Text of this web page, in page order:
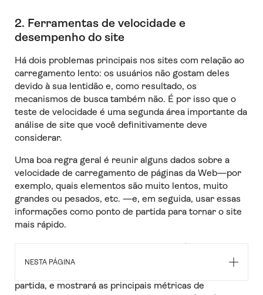
2. Ferramentas de velocidade e
desempenho do site
Há dois problemas principais nos sites com relação ao
carregamento lento: os usuários não gostam deles
devido à sua lentidão e, como resultado, os
mecanismos de busca também não. É por isso que o
teste de velocidade é uma segunda área importante da
análise de site que você definitivamente deve
considerar.
Uma boa regra geral é reunir alguns dados sobre a
velocidade de carregamento de páginas da Web—por
exemplo, quais elementos são muito lentos, muito
grandes ou pesados, etc. —e, em seguida, usar essas
informações como ponto de partida para tornar o site
mais rápido.
Há muitas ferramentas gratuitas disponíveis que você
pode usar para analisar a velocidade do site. O
partida, e mostrará as principais métricas de
NESTA PÁGINA